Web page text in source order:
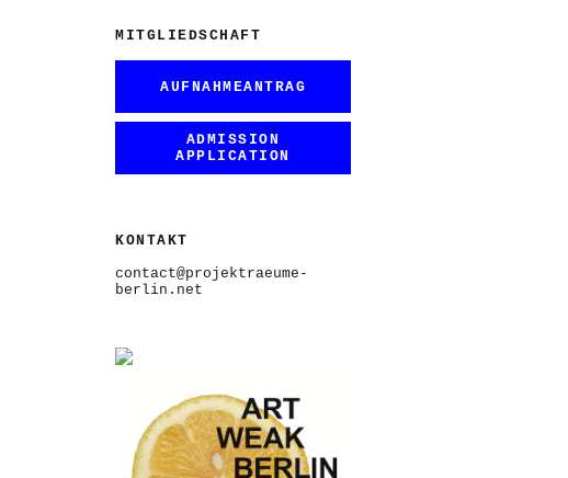
MITGLIEDSCHAFT
AUFNAHMEANTRAG
ADMISSION
APPLICATION
KONTAKT
contact@projektraeume-
berlin.net